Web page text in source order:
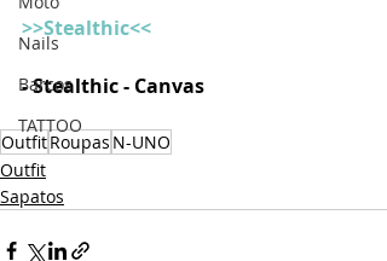
Nails
Barcos
TATTOO
>>Stealthic<<
- Stealthic - Canvas
OutfitRoupas N-UNO
Outfit
Sapatos